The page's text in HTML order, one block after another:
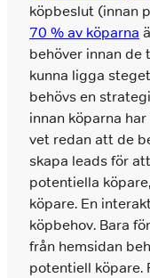
köpbeslut (innan
70 % av köparna
behöver innan de
kunna ligga
behövs en
innan köparna
vet redan att de
skapa leads för
potentiella
köpare. En
köpbehov. Bara
från hemsidan
potentiell köpare.